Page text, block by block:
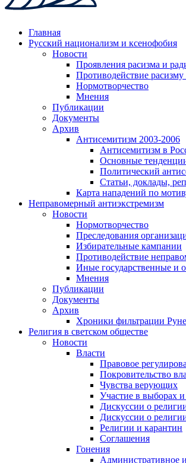
Главная
Русский национализм и ксенофобия
Новости
Проявления расизма и
Противодействие
Нормотворчество
Мнения
Публикации
Документы
Архив
Антисемитизм 2003-2006
Антисемитизм в
Основные
Политический
Статьи, доклады,
Карта нападений по
Неправомерный антиэкстремизм
Новости
Нормотворчество
Преследования
Избирательные кампании
Противодействие
Иные государственные и
Мнения
Публикации
Документы
Архив
Хроники фильтрации
Религия в светском обществе
Новости
Власти
Правовое
Покровительство
Чувства верующих
Участие в выборах
Дискуссии о
Дискуссии о
Религии и карантин
Соглашения
Гонения
Административное